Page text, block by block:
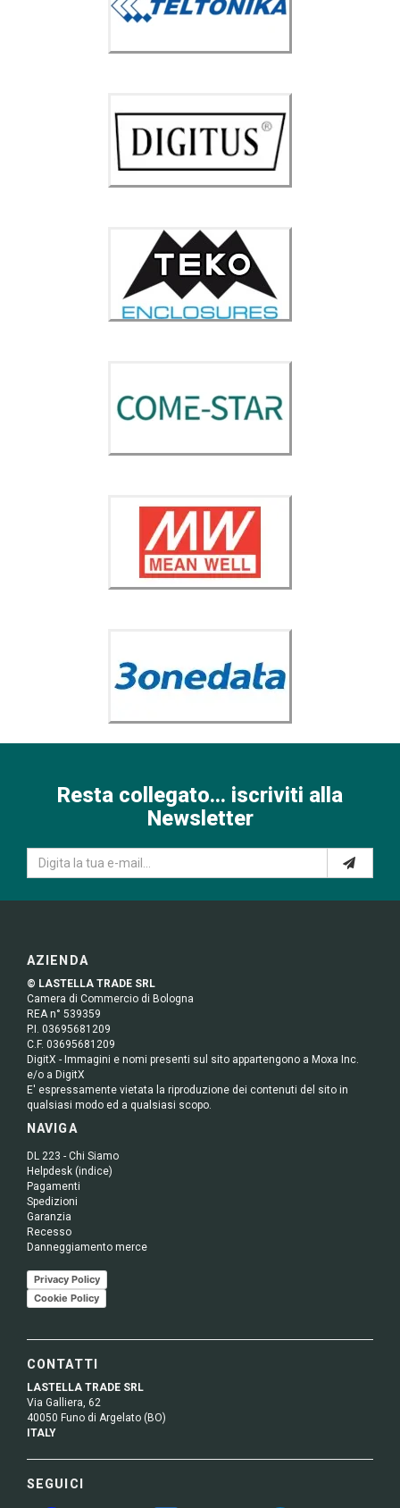
Resta collegato... iscriviti alla
Newsletter
AZIENDA
© LASTELLA TRADE SRL
Camera di Commercio di Bologna
REA n° 539359
P.I. 03695681209
C.F. 03695681209
DigitX - Immagini e nomi presenti sul sito appartengono a Moxa Inc.
e/o a DigitX
E' espressamente vietata la riproduzione dei contenuti del sito in
qualsiasi modo ed a qualsiasi scopo.
NAVIGA
DL 223 - Chi Siamo
Helpdesk (indice)
Pagamenti
Spedizioni
Garanzia
Recesso
Danneggiamento merce
Privacy Policy
Cookie Policy
CONTATTI
LASTELLA TRADE SRL
Via Galliera, 62
40050 Funo di Argelato (BO)
ITALY
SEGUICI